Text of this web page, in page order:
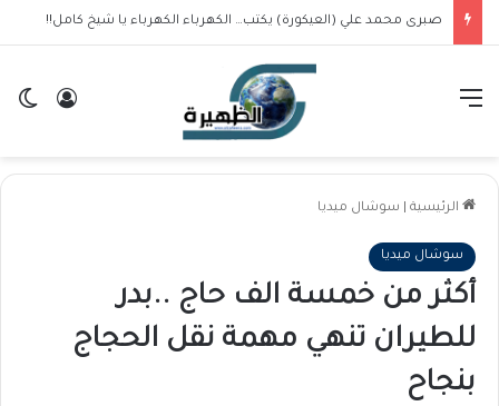
صبرى محمد علي (العيكورة) يكتب… الكهرباء الكهرباء يا شيخ كامل!!
تسجيل القائمة
الرئيسية سوشال ميديا
سوشال ميديا
أكثر من خمسة الف حاج ..بدر
للطيران تنهي مهمة نقل الحجاج
بنجاح